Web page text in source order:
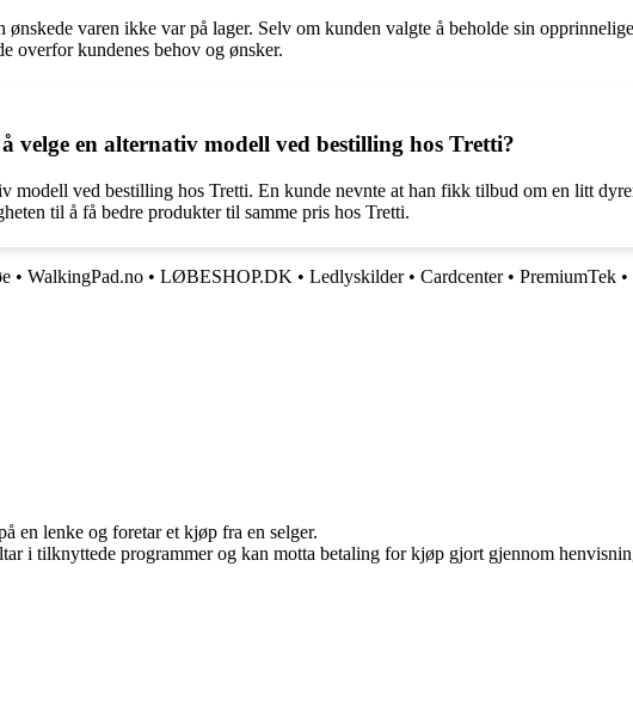
varen ikke var på lager. Selv om kunden valgte å beholde sin
overfor kundenes behov og ønsker.
velge en alternativ modell ved bestilling hos Tretti?
modell ved bestilling hos Tretti. En kunde nevnte at han fikk tilbud om en litt
til å få bedre produkter til samme pris hos Tretti.
• WalkingPad.no • LØBESHOP.DK • Ledlyskilder• Cardcenter• PremiumTek •
en lenke og foretar et kjøp fra en selger.
i tilknyttede programmer og kan motta betaling for kjøp gjort gjennom